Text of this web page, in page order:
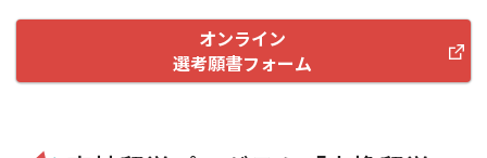
オンライン
選考願書フォーム